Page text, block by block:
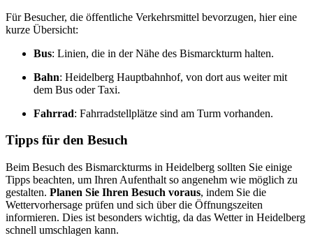
Für Besucher, die öffentliche Verkehrsmittel bevorzugen, hier eine
kurze Übersicht:
Bus: Linien, die in der Nähe des Bismarckturm halten.
Bahn: Heidelberg Hauptbahnhof, von dort aus weiter mit
dem Bus oder Taxi.
Fahrrad: Fahrradstellplätze sind am Turm vorhanden.
Tipps für den Besuch
Beim Besuch des Bismarckturms in Heidelberg sollten Sie einige
Tipps beachten, um Ihren Aufenthalt so angenehm wie möglich zu
gestalten. Planen Sie Ihren Besuch voraus, indem Sie die
Wettervorhersage prüfen und sich über die Öffnungszeiten
informieren. Dies ist besonders wichtig, da das Wetter in Heidelberg
schnell umschlagen kann.